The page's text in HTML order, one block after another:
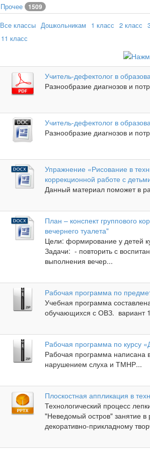
Прочее 1509
Все классы Дошкольникам 1 класс 2 класс
11 класс
Учитель-дефектолог в
Разнообразие диагнозов и
Учитель-дефектолог в
Разнообразие диагнозов и
Упражнение «Рисование в
коррекционной работе с
Данный материал поможет в
План – конспект группового
вечернего туалета"
Цели: формирование у детей
Задачи: - повторить с
выполнения вечер...
Рабочая программа по
Учебная программа
обучающихся с ОВЗ. вариант
Рабочая программа по курсу
Рабочая программа написана
нарушением слуха и ТМНР...
Плоскостная аппликация в
Технологический процесс
"Неведомый остров" занятие в
декоративно-прикладному